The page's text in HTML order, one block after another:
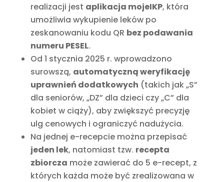
realizacji jest aplikacja mojeIKP, która
umożliwia wykupienie leków po
zeskanowaniu kodu QR bez podawania
numeru PESEL.
Od 1 stycznia 2025 r. wprowadzono
surowszą, automatyczną weryfikację
uprawnień dodatkowych (takich jak „S”
dla seniorów, „DZ” dla dzieci czy „C” dla
kobiet w ciąży), aby zwiększyć precyzję
ulg cenowych i ograniczyć nadużycia.
Na jednej e-recepcie można przepisać
jeden lek, natomiast tzw. recepta
zbiorcza może zawierać do 5 e-recept, z
których każda może być zrealizowana w